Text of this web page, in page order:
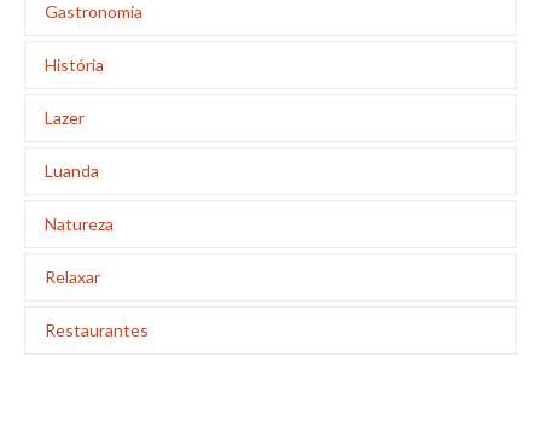
Gastronomia
História
Lazer
Luanda
Natureza
Relaxar
Restaurantes